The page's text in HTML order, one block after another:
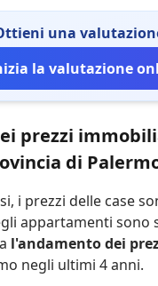
una
la valutazione
prezzi
di
i prezzi delle case
appartamenti sono
l'andamento dei
negli ultimi 4 anni.